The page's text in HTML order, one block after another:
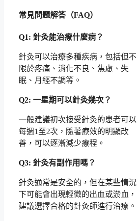
常見問題解答（FAQ）
Q1: 針灸能治療什麼病？
針灸可以治療多種疾病，包括但不
限於疼痛、消化不良、焦慮、失
眠、月經不調等。
Q2: 一星期可以針灸幾次？
一般建議初次接受針灸的患者可以
每週1至2次，隨著療效的明顯改
善，可以逐漸減少療程。
Q3: 針灸有副作用嗎？
針灸通常是安全的，但在某些情況
下可能會出現輕微的出血或淤血，
建議選擇合格的針灸師進行治療。